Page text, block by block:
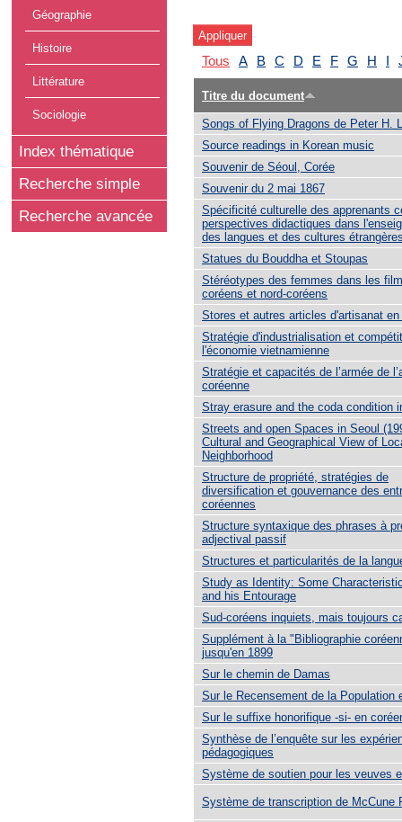
Géographie
Histoire
Littérature
Sociologie
Index thématique
Recherche simple
Recherche avancée
Tous A B C D E F G H I
Titre du document
Songs of Flying Dragons de Peter H.
Source readings in Korean music
Souvenir de Séoul, Corée
Souvenir du 2 mai 1867
Spécificité culturelle des apprenants
perspectives didactiques dans
des langues et des cultures
Statues du Bouddha et Stoupas
Stéréotypes des femmes dans les
coréens et nord-coréens
Stores et autres articles d'artisanat en
Stratégie d'industrialisation et
l'économie vietnamienne
Stratégie et capacités de l’armée de
coréenne
Stray erasure and the coda condition
Streets and open Spaces in Seoul
Cultural and Geographical View of
Neighborhood
Structure de propriété, stratégies de
diversification et gouvernance des
coréennes
Structure syntaxique des phrases à
adjectival passif
Structures et particularités de la
Study as Identity: Some
and his Entourage
Sud-coréens inquiets, mais toujours
Supplément à la "Bibliographie
jusqu'en 1899
Sur le chemin de Damas
Sur le Recensement de la Population
Sur le suffixe honorifique -si- en
Synthèse de l’enquête sur les
pédagogiques
Système de soutien pour les veuves
Système de transcription de McCune